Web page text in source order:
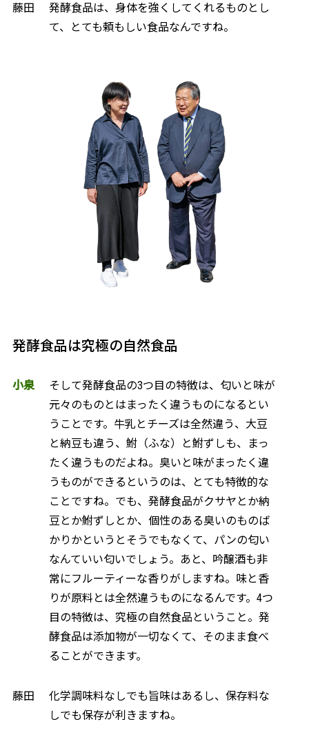
藤田
発酵食品は、身体を強くしてくれるものとし
て、とても頼もしい食品なんですね。
発酵食品は究極の自然食品
小泉
そして発酵食品の3つ目の特徴は、匂いと味が
元々のものとはまったく違うものになるとい
うことです。牛乳とチーズは全然違う、大豆
と納豆も違う、鮒（ふな）と鮒ずしも、まっ
たく違うものだよね。臭いと味がまったく違
うものができるというのは、とても特徴的な
ことですね。でも、発酵食品がクサヤとか納
豆とか鮒ずしとか、個性のある臭いのものば
かりかというとそうでもなくて、パンの匂い
なんていい匂いでしょう。あと、吟醸酒も非
常にフルーティーな香りがしますね。味と香
りが原料とは全然違うものになるんです。4つ
目の特徴は、究極の自然食品ということ。発
酵食品は添加物が一切なくて、そのまま食べ
ることができます。
藤田
化学調味料なしでも旨味はあるし、保存料な
しでも保存が利きますね。